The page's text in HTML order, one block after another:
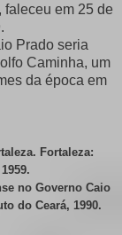
faleceu em 25 de
Prado seria
Caminha, um
da época em
Fortaleza:
no Governo Caio
do Ceará, 1990.